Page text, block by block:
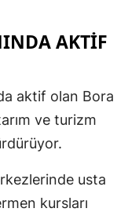
AKTIF
aktif olan Bora
ve turizm
usta
kursları